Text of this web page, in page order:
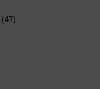
(47)